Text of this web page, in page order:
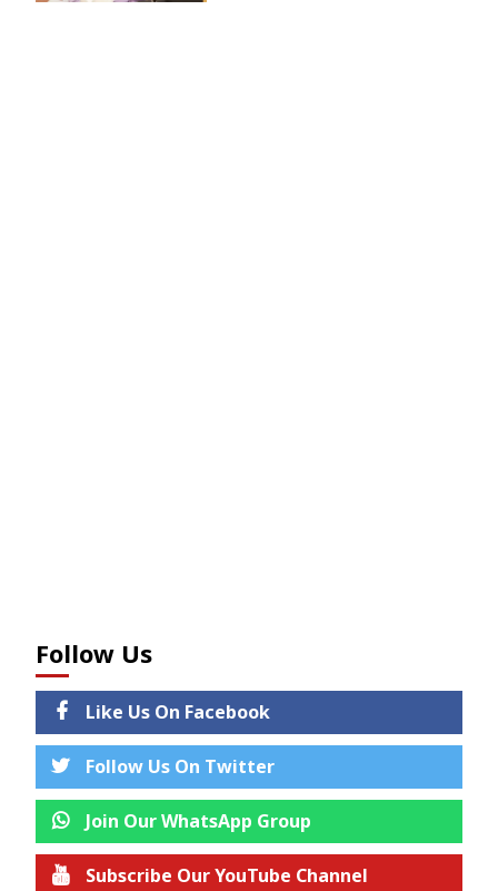
Follow Us
Like Us On Facebook
Follow Us On Twitter
Join Our WhatsApp Group
Subscribe Our YouTube Channel